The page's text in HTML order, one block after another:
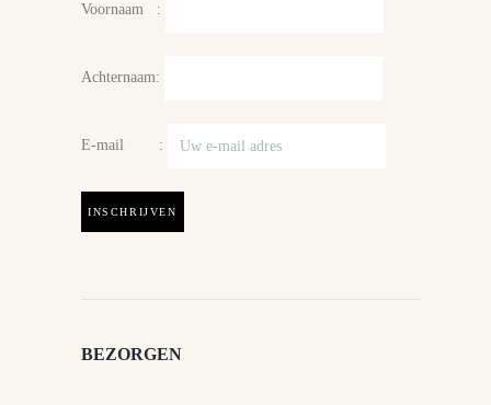
Voornaam :
Achternaam:
E-mail :
BEZORGEN